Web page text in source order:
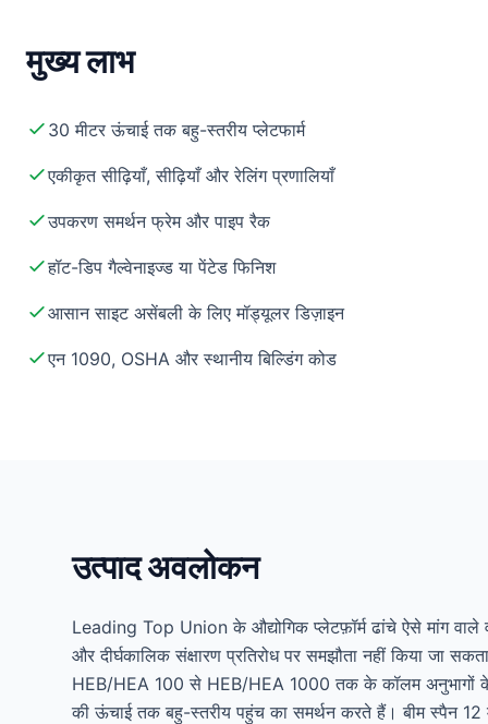
मुख्य लाभ
30 मीटर ऊंचाई तक बहु-स्तरीय प्लेटफार्म
एकीकृत सीढ़ियाँ, सीढ़ियाँ और रेलिंग प्रणालियाँ
उपकरण समर्थन फ्रेम और पाइप रैक
हॉट-डिप गैल्वेनाइज्ड या पेंटेड फिनिश
आसान साइट असेंबली के लिए मॉड्यूलर डिज़ाइन
एन 1090, OSHA और स्थानीय बिल्डिंग कोड
उत्पाद अवलोकन
Leading Top Union के औद्योगिक प्लेटफ़ॉर्म ढांचे ऐसे मांग वाले
और दीर्घकालिक संक्षारण प्रतिरोध पर समझौता नहीं किया जा
HEB/HEA 100 से HEB/HEA 1000 तक के कॉलम अनुभागों
की ऊंचाई तक बहु-स्तरीय पहुंच का समर्थन करते हैं। बीम स्पैन 12